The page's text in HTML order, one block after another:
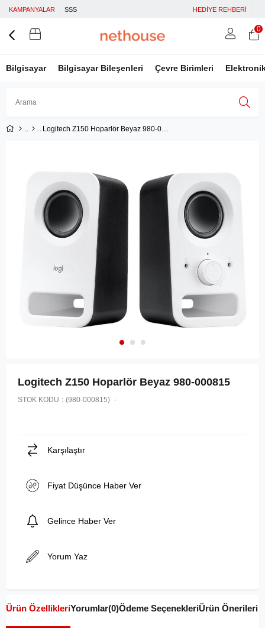
KAMPANYALAR SSS HEDİYE REHBERİ
Bilgisayar Bilgisayar Bileşenleri Çevre Birimleri
Üye Girişi Üye Ol
0
Logitech Z150 Hoparlör Beyaz 980-000815
Logitech Z150 Hoparlör Beyaz 980-000815
STOK KODU (980-000815)
Karşılaştır
Fiyat Düşünce Haber Ver
Gelince Haber Ver
Yorum Yaz
Ürün ÖzellikleriYorumlar(0)Ödeme SeçenekleriÜrün Önerileri